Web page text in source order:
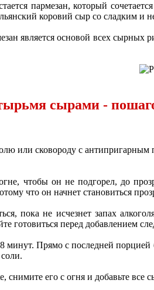
пармезан, который
коровий сыр со сладким и
является основой всех
сырами -
или сковороду с
чтобы он не подгорел, до
что он начнет становиться
пока не исчезнет запах
готовиться перед добавлением
минут. Прямо с последней
снимите его с огня и добавьте